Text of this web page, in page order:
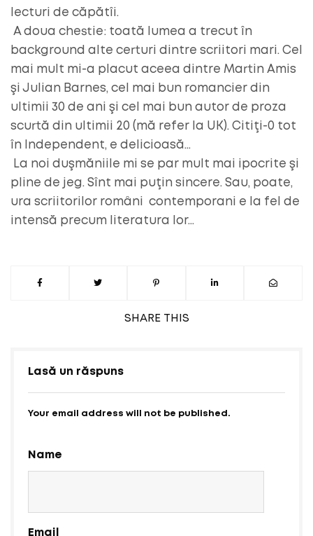
SHARE THIS
lecturi de căpătîi.
A doua chestie: toată lumea a trecut în
background alte certuri dintre scriitori mari. Cel
mai mult mi-a placut aceea dintre Martin Amis
şi Julian Barnes, cel mai bun romancier din
ultimii 30 de ani şi cel mai bun autor de proza
scurtă din ultimii 20 (mă refer la UK). Citiţi-0 tot
în Independent, e delicioasă…
La noi duşmăniile mi se par mult mai ipocrite şi
pline de jeg. Sînt mai puţin sincere. Sau, poate,
ura scriitorilor români contemporani e la fel de
intensă precum literatura lor…
Lasă un răspuns
Your email address will not be published.
Name
Email